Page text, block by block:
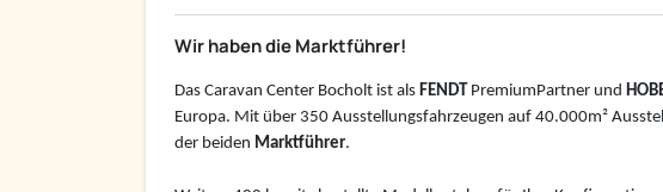
Wir haben die Marktführer!
Das Caravan Center Bocholt ist als FENDT PremiumPartner und
Europa. Mit über 350 Ausstellungsfahrzeugen auf 40.000m²
der beiden Marktführer.